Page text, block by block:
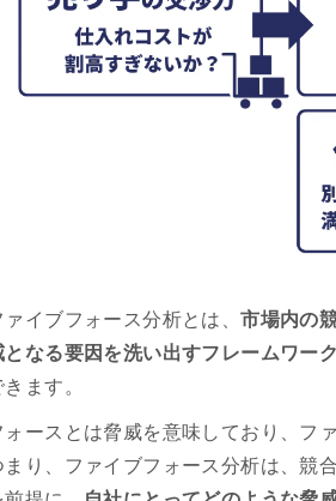
ァイブフォース分析とは、市場内の
となる要因を洗い出すフレームワーク
きます。
ォースとは脅威を意味しており、フ
まり、ファイブフォース分析は、競